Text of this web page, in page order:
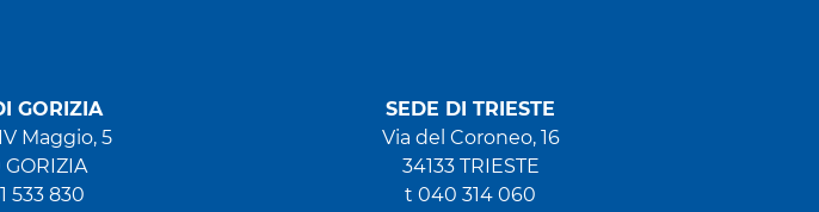
GORIZIA
Maggio, 5
GORIZIA
533 830
SEDE DI TRIESTE
Via del Coroneo, 16
34133 TRIESTE
t 040 314 060